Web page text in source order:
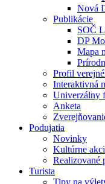
Nová
Publikácie
SOČ
DP
Mapa
Profil
Interaktivná
Univerzálny
Anketa
Podujatia
Novinky
Kultúrne
Realizované
Turista
Tipy na